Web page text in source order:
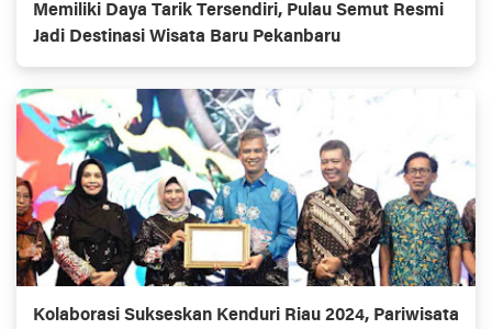
Memiliki Daya Tarik Tersendiri, Pulau Semut Resmi
Jadi Destinasi Wisata Baru Pekanbaru
Kolaborasi Sukseskan Kenduri Riau 2024, Pariwisata